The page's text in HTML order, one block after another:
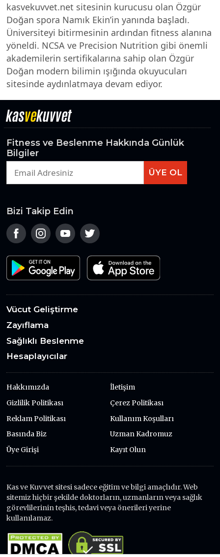
kasvekuvvet.net sitesinin kurucusu olan Özgür
Doğan spora Namık Ekin’in yanında başladı.
Üniversiteyi bitirmesinin ardından fitness alanına
yöneldi. NCSA ve Precision Nutrition gibi önemli
akademilerin sertifikalarına sahip olan Özgür
Doğan modern bilimin ışığında okuyucuları
sitesinde aydınlatmaya devam ediyor.
kasvekuvvet
Fitness ve Beslenme Hakkında Günlük
Bilgiler
ÜYE OL
Vücut Geliştirme
Zayıflama
Sağlıklı Beslenme
Hesaplayıcılar
Hakkımızda
İletişim
Gizlilik Politikası
Çerez Politikası
Reklam Politikası
Kullanım Koşulları
Basında Biz
Uzman Kadromuz
Üye Girişi
Kayıt Olun
Bizi Takip Edin
Kas ve Kuvvet sitesi sadece eğitim ve bilgi amaçlıdır. Web
sitemiz hiçbir şekilde doktorların, uzmanların veya sağlık
görevlilerinin teşhis, tedavi veya önerileri yerine
kullanılamaz.